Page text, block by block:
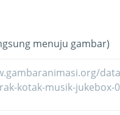
menuju gambar)